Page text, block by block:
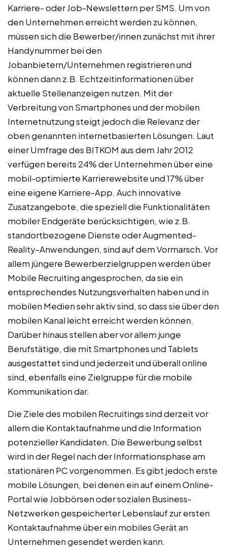
Karriere- oder Job-Newslettern per SMS. Um von
den Unternehmen erreicht werden zu können,
müssen sich die Bewerber/innen zunächst mit ihrer
Handynummer bei den
Jobanbietern/Unternehmen registrieren und
können dann z.B. Echtzeitinformationen über
aktuelle Stellenanzeigen nutzen. Mit der
Verbreitung von Smartphones und der mobilen
Internetnutzung steigt jedoch die Relevanz der
oben genannten internetbasierten Lösungen. Laut
einer Umfrage des BITKOM aus dem Jahr 2012
verfügen bereits 24% der Unternehmen über eine
mobil-optimierte Karrierewebsite und 17% über
eine eigene Karriere-App. Auch innovative
Zusatzangebote, die speziell die Funktionalitäten
mobiler Endgeräte berücksichtigen, wie z.B.
standortbezogene Dienste oder Augmented-
Reality-Anwendungen, sind auf dem Vormarsch. Vor
allem jüngere Bewerberzielgruppen werden über
Mobile Recruiting angesprochen, da sie ein
entsprechendes Nutzungsverhalten haben und in
mobilen Medien sehr aktiv sind, so dass sie über den
mobilen Kanal leicht erreicht werden können.
Darüber hinaus stellen aber vor allem junge
Berufstätige, die mit Smartphones und Tablets
ausgestattet sind und jederzeit und überall online
sind, ebenfalls eine Zielgruppe für die mobile
Kommunikation dar.
Die Ziele des mobilen Recruitings sind derzeit vor
allem die Kontaktaufnahme und die Information
potenzieller Kandidaten. Die Bewerbung selbst
wird in der Regel nach der Informationsphase am
stationären PC vorgenommen. Es gibt jedoch erste
mobile Lösungen, bei denen ein auf einem Online-
Portal wie Jobbörsen oder sozialen Business-
Netzwerken gespeicherter Lebenslauf zur ersten
Kontaktaufnahme über ein mobiles Gerät an
Unternehmen gesendet werden kann.